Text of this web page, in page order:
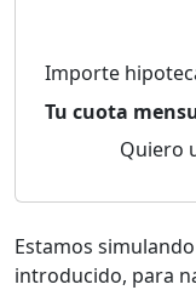
Importe
Tu cuota
Quiero
Estamos
introducido, para